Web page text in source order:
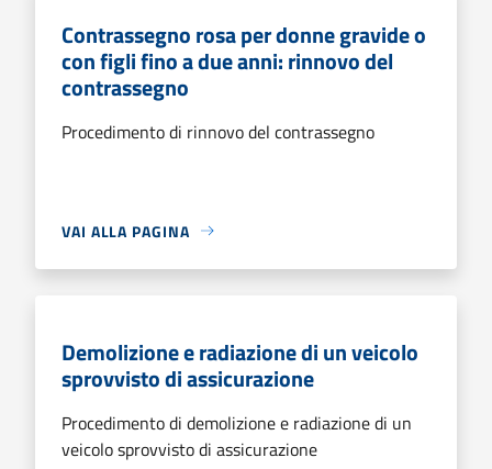
Contrassegno rosa per donne gravide o
con figli fino a due anni: rinnovo del
contrassegno
Procedimento di rinnovo del contrassegno
VAI ALLA PAGINA
Demolizione e radiazione di un veicolo
sprovvisto di assicurazione
Procedimento di demolizione e radiazione di un
veicolo sprovvisto di assicurazione